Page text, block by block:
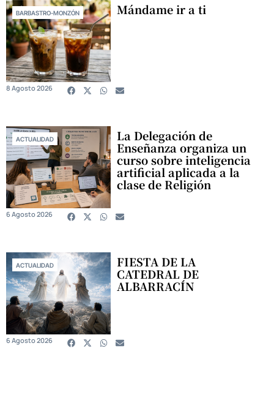
BARBASTRO-MONZÓN Mándame ir a ti
8 Agosto 2026
ACTUALIDAD La Delegación de
Enseñanza organiza un
curso sobre inteligencia
artificial aplicada a la
clase de Religión
6 Agosto 2026
ACTUALIDAD FIESTA DE LA
CATEDRAL DE
ALBARRACÍN
6 Agosto 2026